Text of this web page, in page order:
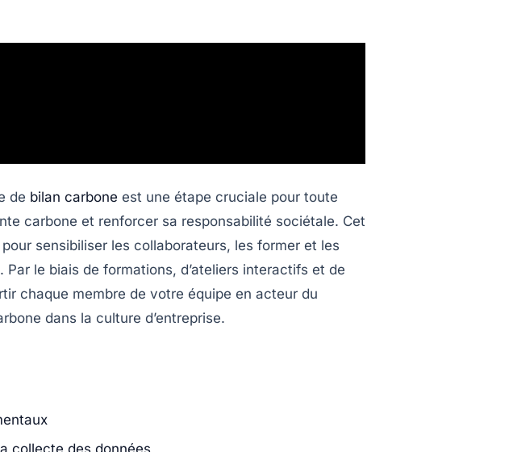
de bilan carbone est une étape cruciale pour toute
carbone et renforcer sa responsabilité sociétale. Cet
sensibiliser les collaborateurs, les former et les
le biais de formations, d’ateliers interactifs et de
chaque membre de votre équipe en acteur du
dans la culture d’entreprise.
collecte des données